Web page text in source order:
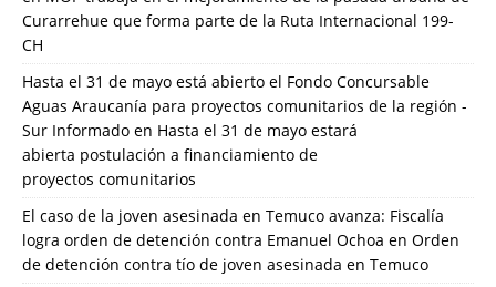
Curarrehue que forma parte de la Ruta Internacional 199-
CH
Hasta el 31 de mayo está abierto el Fondo Concursable
Aguas Araucanía para proyectos comunitarios de la región -
Sur Informado en Hasta el 31 de mayo estará
abierta postulación a financiamiento de
proyectos comunitarios
El caso de la joven asesinada en Temuco avanza: Fiscalía
logra orden de detención contra Emanuel Ochoa en Orden
de detención contra tío de joven asesinada en Temuco